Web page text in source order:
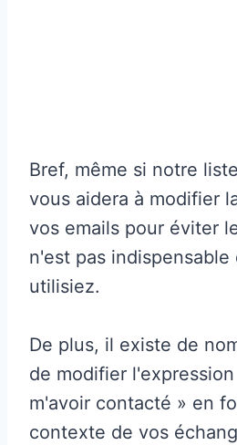
Bref, même si notre
vous aidera à modifier
vos emails pour éviter
n'est pas indispensable
utilisiez.
De plus, il existe de
de modifier
m'avoir contacté » en
contexte de vos